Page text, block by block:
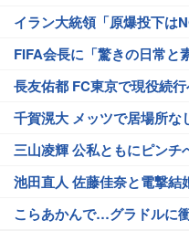
イラン大統領「原爆投下は
FIFA会長に「驚きの日常と
長友佑都 FC東京で現役続
千賀滉大 メッツで居場所な
三山凌輝 公私ともにピンチ
池田直人 佐藤佳奈と電撃結
こらあかんで…グラドルに